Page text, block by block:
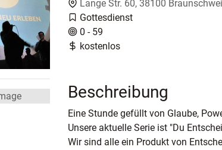
Lange Str. 60, 38100
Gottesdienst
0 - 59
kostenlos
Beschreibung
Eine Stunde gefüllt von Glaube,
Unsere aktuelle Serie ist "Du
Wir sind alle ein Produkt von